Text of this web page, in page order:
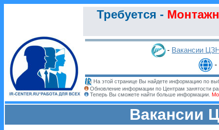
Требуется -
- Вакансии
-
На этой странице Вы найдете информацию по
Обновление информации по Центрам занятости
Теперь Вы сможете найти больше информации.
Вакансии